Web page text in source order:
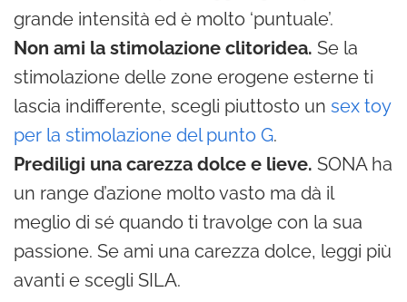
grande intensità ed è molto ‘puntuale’.
Non ami la stimolazione clitoridea. Se la
stimolazione delle zone erogene esterne ti
lascia indifferente, scegli piuttosto un sex toy
per la stimolazione del punto G.
Prediligi una carezza dolce e lieve. SONA ha
un range d’azione molto vasto ma dà il
meglio di sé quando ti travolge con la sua
passione. Se ami una carezza dolce, leggi più
avanti e scegli SILA.